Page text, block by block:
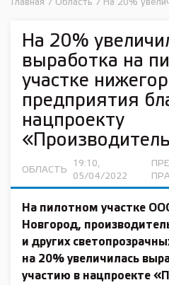
Главная / Область / На 20%
На 20%
выработка на
участке
предприятия
нацпроекту
ОБЛАСТЬ
19:10,
05/04/2022
На пилотном участке
Новгород,
и других
на 20% увеличилась
участию в нацпроекте